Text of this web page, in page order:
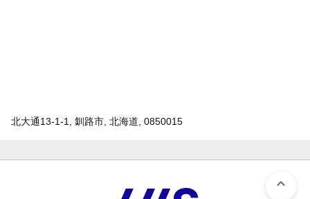
北大通13-1-1, 釧路市, 北海道, 0850015